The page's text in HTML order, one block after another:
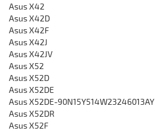
Asus X42
Asus X42D
Asus X42F
Asus X42J
Asus X42JV
Asus X52
Asus X52D
Asus X52DE
Asus X52DE-90N15Y514W23246013AY
Asus X52DR
Asus X52F